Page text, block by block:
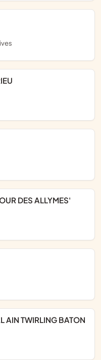
DES ALLYMES'
AIN TWIRLING BATON